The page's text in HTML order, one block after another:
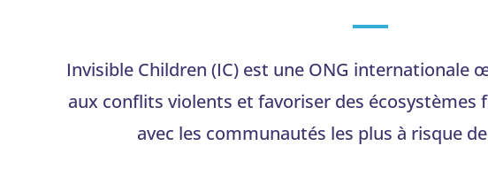
Invisible Children (IC) est une ONG
aux conflits violents et favoriser des écosystèmes
avec les communautés les plus à risque